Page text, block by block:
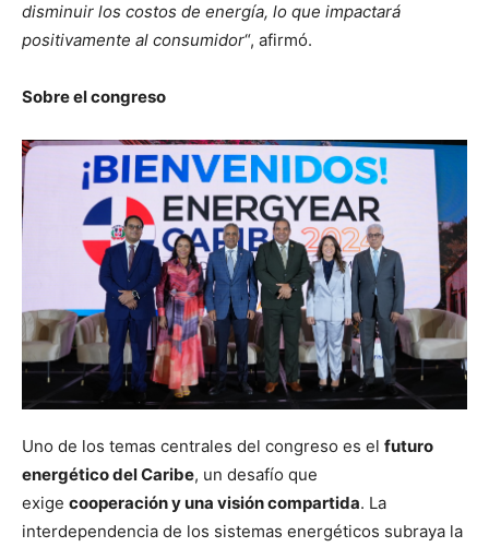
disminuir los costos de energía, lo que impactará
positivamente al consumidor“, afirmó.
Sobre el congreso
Uno de los temas centrales del congreso es el futuro
energético del Caribe, un desafío que
exige cooperación y una visión compartida. La
interdependencia de los sistemas energéticos subraya la